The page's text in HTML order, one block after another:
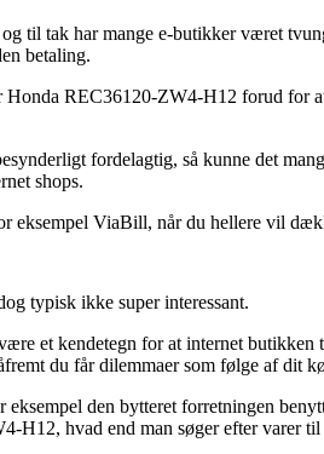
til tak har mange e-butikker været
betaling.
REC36120-ZW4-H12 forud for
fordelagtig, så kunne det
shops.
eksempel ViaBill, når du hellere vil
typisk ikke super interessant.
et kendetegn for at internet butikken
du får dilemmaer som følge af dit
den bytteret forretningen
H12, hvad end man søger efter varer